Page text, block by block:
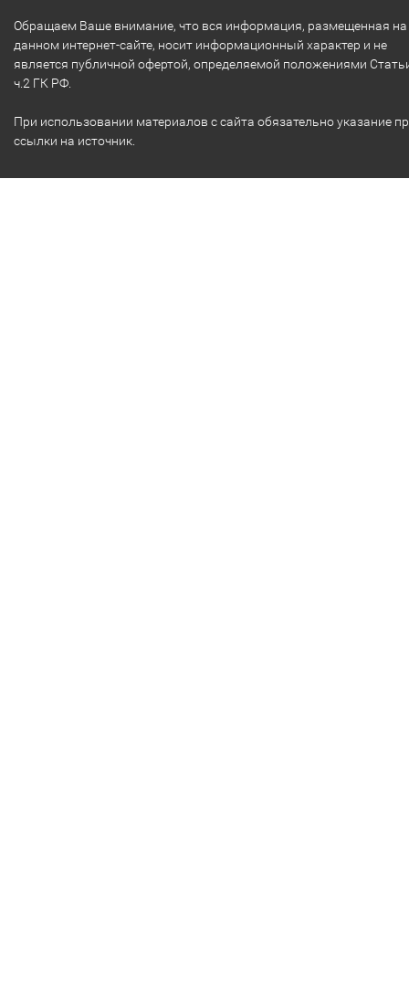
Обращаем Ваше внимание, что вся информация, размещенная на
данном интернет-сайте, носит информационный характер и не
является публичной офертой, определяемой положениями
ч.2 ГК РФ.
При использовании материалов с сайта обязательно указание
ссылки на источник.